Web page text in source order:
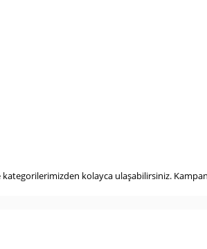
kolayca ulaşabilirsiniz.